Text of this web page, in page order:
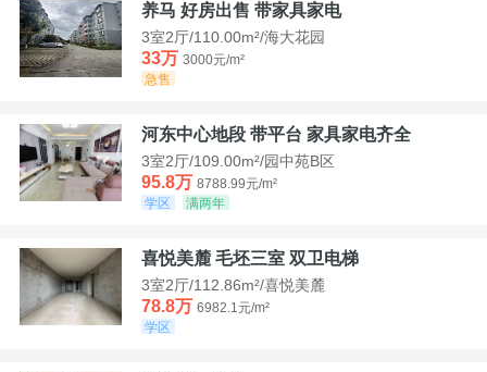
养马 好房出售 带家具家电
3室2厅/110.00m²/海大花园
33万 3000元/m²
急售
河东中心地段 带平台 家具家电齐全
3室2厅/109.00m²/园中苑B区
95.8万 8788.99元/m²
学区
满两年
喜悦美麓 毛坯三室 双卫电梯
3室2厅/112.86m²/喜悦美麓
78.8万 6982.1元/m²
学区